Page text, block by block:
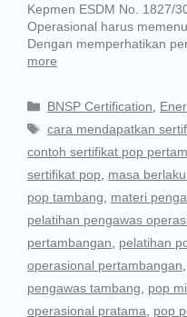
Kepmen ESDM No. 1827/
Operasional harus
Dengan memperhatikan
more
BNSP Certification
cara mendapatkan
contoh sertifikat pop
sertifikat pop masa
pop tambang
materi
pelatihan pengawas
pertambangan
pelatihan
operasional pertambangan
pengawas tambang
pop
operasional pratama
pop